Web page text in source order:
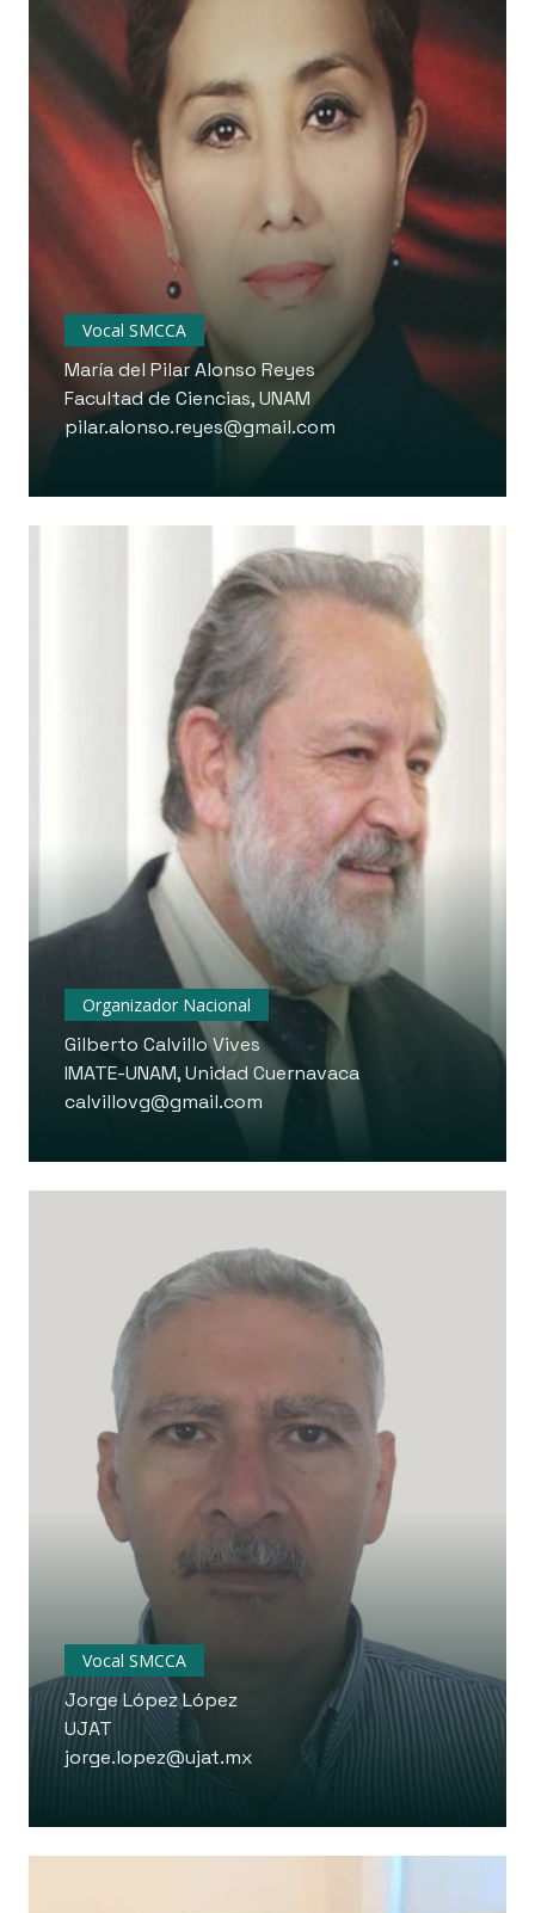
Vocal SMCCA
María del Pilar Alonso Reyes
Facultad de Ciencias, UNAM
pilar.alonso.reyes@gmail.com
Organizador Nacional
Gilberto Calvillo Vives
IMATE-UNAM, Unidad Cuernavaca
calvillovg@gmail.com
Vocal SMCCA
Jorge López López
UJAT
jorge.lopez@ujat.mx